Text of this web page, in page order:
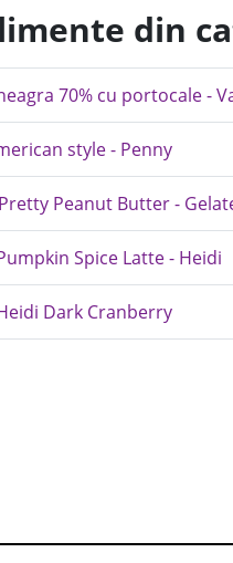
din
70% cu portocale -
style - Penny
Peanut Butter -
Spice Latte - Heidi
Dark Cranberry